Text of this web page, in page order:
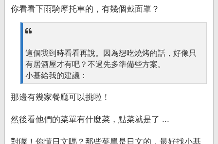
你看看下雨騎摩托車的，有幾個戴面罩？
這個我到時看看再說。因為想吃燒烤的話，好像只
有居酒屋才有吧？不過先多準備些方案。
小基給我的建議：
那邊有幾家餐廳可以挑啦！
然後看他們的菜單有什麼菜，點菜就是了 ...
對喔！你懂日文嗎？那些菜單是日文的，最好找小基